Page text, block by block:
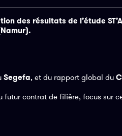
des résultats de l’étude
Segefa, et du rapport global du
futur contrat de filière, focus sur